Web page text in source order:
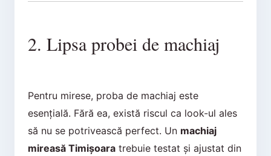
2. Lipsa probei de machiaj
Pentru mirese, proba de machiaj este
esențială. Fără ea, există riscul ca look-ul ales
să nu se potrivească perfect. Un machiaj
mireasă Timișoaratrebuie testat și ajustat din